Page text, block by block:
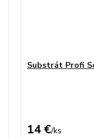
Substrát Profi
14 €/ks